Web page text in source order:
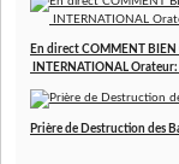
En direct COMMENT BIEN
INTERNATIONAL
Prière de Destruction des